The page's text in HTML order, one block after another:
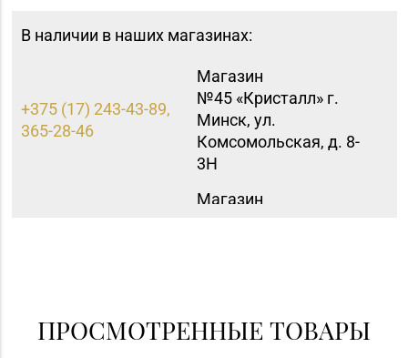
В наличии в наших магазинах:
+375 (17) 243-43-89,
365-28-46
Магазин
№45 «Кристалл» г.
Минск, ул.
Комсомольская, д. 8-
3Н
Магазин
68-02
г. Барановичи, ул.
Ленина, д. 15, пом. 49
ПРОСМОТРЕННЫЕ ТОВАРЫ